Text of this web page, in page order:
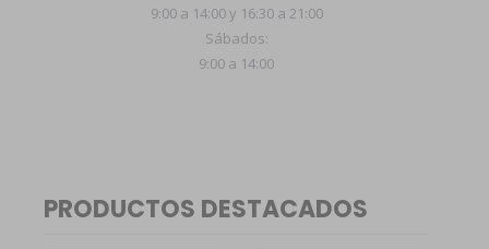
9:00 a 14:00 y 16:30 a 21:00
Sábados:
9:00 a 14:00